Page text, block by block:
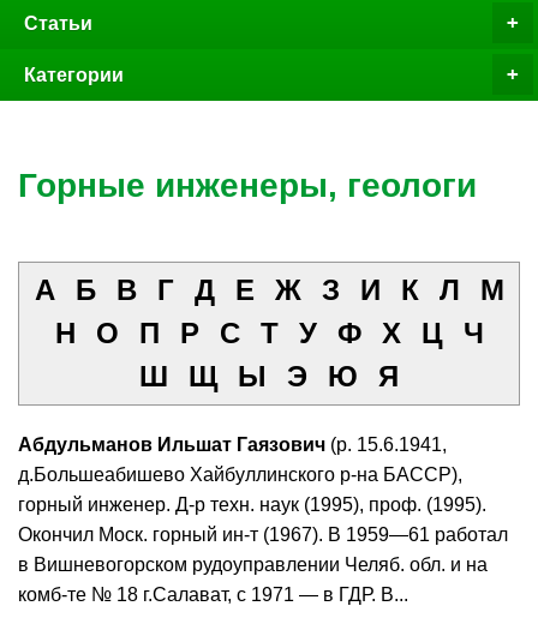
Статьи
Категории
Горные инженеры, геологи
А Б В Г Д Е Ж З И К Л
М
Н
О П Р С Т У Ф Х Ц
Ч
Ш
Щ Ы Э Ю Я
Абдульманов Ильшат Гаязович (р. 15.6.1941,
д.Большеабишево Хайбуллинского р-на БАССР),
горный инженер. Д-р техн. наук (1995), проф. (1995).
Окончил Моск. горный ин-т (1967). В 1959—61 работал
в Вишневогорском рудоуправлении Челяб. обл. и на
комб-те № 18 г.Салават, с 1971 — в ГДР. В...